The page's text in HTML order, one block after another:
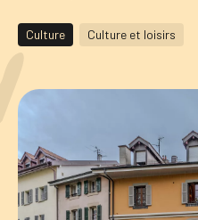
CAROUGE SE CONSTRUIT
Culture Culture et loisirs